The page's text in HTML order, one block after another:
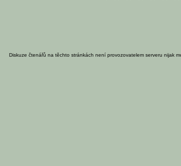
Diskuze čtenářů na těchto stránkách není provozovatelem serveru nijak